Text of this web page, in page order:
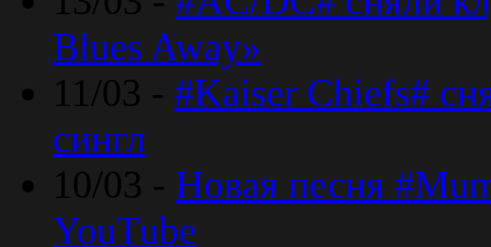
Blues Away»
11/03 - #Kaiser Chiefs#
сингл
10/03 - Новая песня
YouTube